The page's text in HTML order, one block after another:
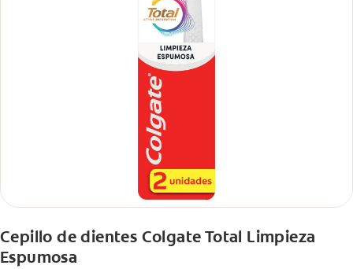
Cepillo de dientes Colgate Total Limpieza
Espumosa